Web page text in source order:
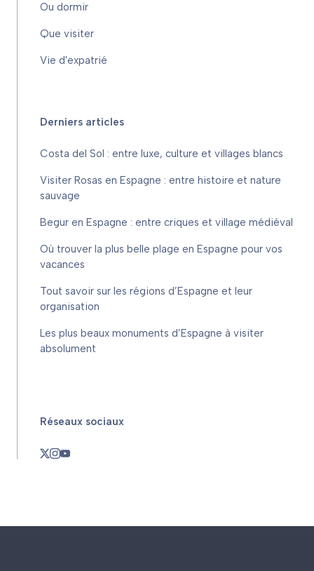
Ou dormir
Que visiter
Vie d'expatrié
Derniers articles
Costa del Sol : entre luxe, culture et villages blancs
Visiter Rosas en Espagne : entre histoire et nature
sauvage
Begur en Espagne : entre criques et village médiéval
Où trouver la plus belle plage en Espagne pour vos
vacances
Tout savoir sur les régions d’Espagne et leur
organisation
Les plus beaux monuments d’Espagne à visiter
absolument
Réseaux sociaux